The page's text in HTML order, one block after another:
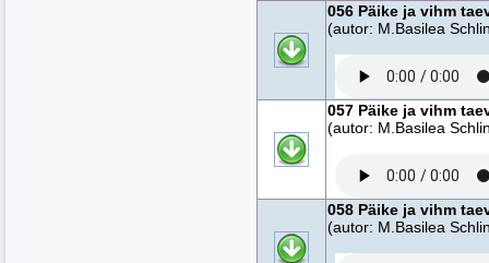
056 Päike ja vihm
(autor: M.Basilea
057 Päike ja vihm
(autor: M.Basilea
058 Päike ja vihm
(autor: M.Basilea